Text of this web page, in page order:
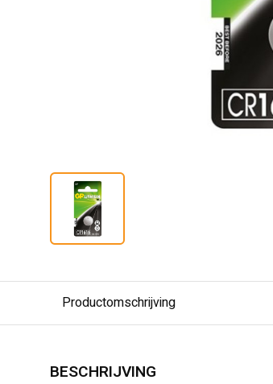
Productomschrijving
BESCHRIJVING